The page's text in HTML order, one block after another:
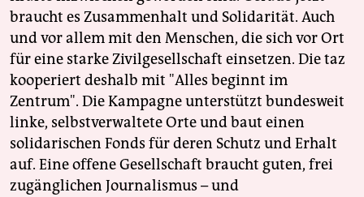
braucht es Zusammenhalt und Solidarität. Auch
und vor allem mit den Menschen, die sich vor Ort
für eine starke Zivilgesellschaft einsetzen. Die taz
kooperiert deshalb mit "Alles beginnt im
Zentrum". Die Kampagne unterstützt bundesweit
linke, selbstverwaltete Orte und baut einen
solidarischen Fonds für deren Schutz und Erhalt
auf. Eine offene Gesellschaft braucht guten, frei
zugänglichen Journalismus – und